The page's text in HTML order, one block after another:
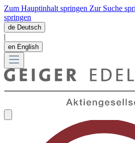
Zum Hauptinhalt springen Zur Suche
springen
de Deutsch
|
en English